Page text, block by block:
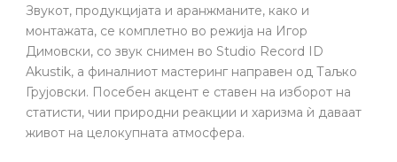
Звукот, продукцијата и аранжманите, како и
монтажата, се комплетно во режија на Игор
Димовски, со звук снимен во Studio Record ID
Akustik, а финалниот мастеринг направен од Таљко
Грујовски. Посебен акцент е ставен на изборот на
статисти, чии природни реакции и харизма ѝ даваат
живот на целокупната атмосфера.